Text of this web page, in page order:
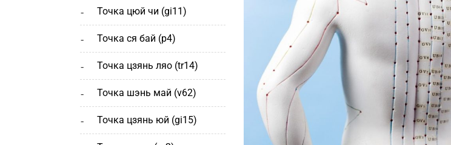
точка цюй чи (gi11)
точка ся бай (р4)
точка цзянь ляо (tr14)
точка шэнь май (v62)
точка цзянь юй (gi15)